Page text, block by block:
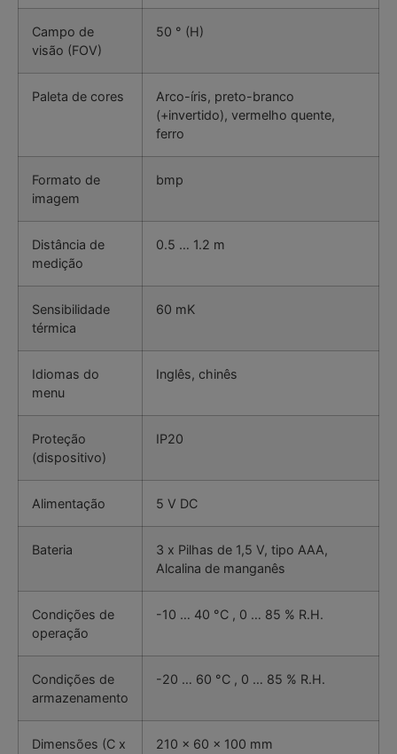
Campo de
visão (FOV)
50 ° (H)
Paleta de cores
Arco-íris, preto-branco
(+invertido), vermelho quente,
ferro
Formato de
imagem
bmp
Distância de
medição
0.5 … 1.2 m
Sensibilidade
térmica
60 mK
Idiomas do
menu
Inglês, chinês
Proteção
(dispositivo)
IP20
Alimentação 5 V DC
Bateria
3 x Pilhas de 1,5 V, tipo AAA,
Alcalina de manganês
Condições de
operação
-10 … 40 °C , 0 … 85 % R.H.
Condições de
armazenamento
-20 … 60 °C , 0 … 85 % R.H.
Dimensões (C x
210 x 60 x 100 mm